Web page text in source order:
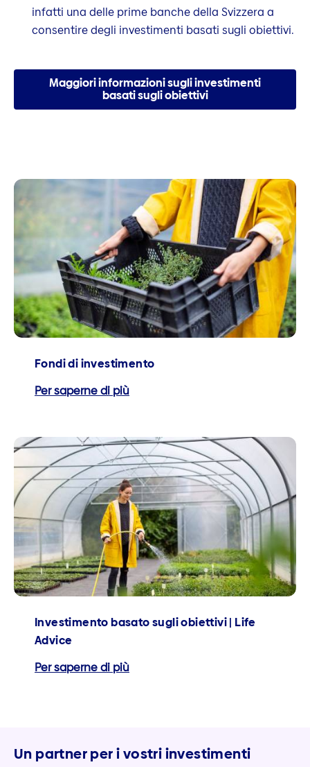
infatti una delle prime banche della Svizzera a
consentire degli investimenti basati sugli obiettivi.
Maggiori informazioni sugli investimenti
basati sugli obiettivi
Fondi di investimento
Per saperne di più
Investimento basato sugli obiettivi | Life
Advice
Per saperne di più
Un partner per i vostri investimenti